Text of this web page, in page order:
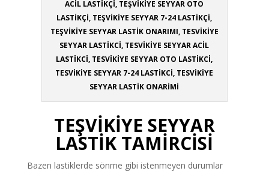
ACİL LASTİKÇİ, TEŞVİKİYE SEYYAR OTO
LASTİKÇİ, TEŞVİKİYE SEYYAR 7-24 LASTİKÇİ,
TEŞVİKİYE SEYYAR LASTİK ONARIMI, TESVİKİYE
SEYYAR LASTİKCİ, TESVİKİYE SEYYAR ACİL
LASTİKCİ, TESVİKİYE SEYYAR OTO LASTİKCİ,
TESVİKİYE SEYYAR 7-24 LASTİKCİ, TESVİKİYE
SEYYAR LASTİK ONARİMİ
TEŞVİKİYE SEYYAR
LASTİK TAMİRCİSİ
Bazen lastiklerde sönme gibi istenmeyen durumlar